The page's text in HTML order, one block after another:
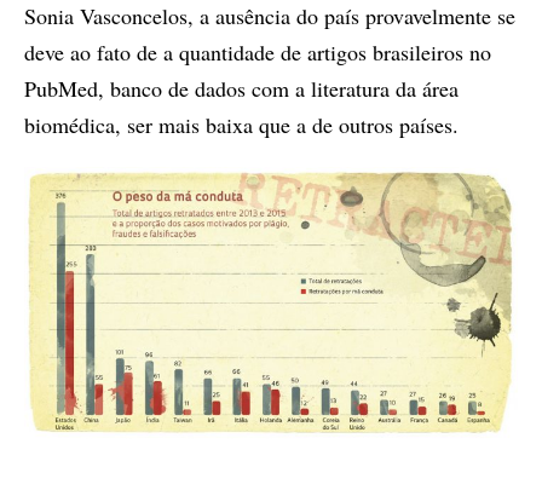
Sonia Vasconcelos, a ausência do país provavelmente se
deve ao fato de a quantidade de artigos brasileiros no
PubMed, banco de dados com a literatura da área
biomédica, ser mais baixa que a de outros países.